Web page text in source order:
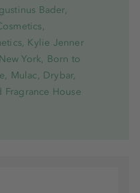
Bader,
Kylie Jenner
York, Born to
Mulac, Drybar,
House